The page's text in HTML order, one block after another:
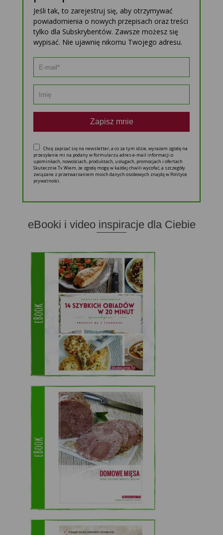
Jeśli tak, to zarejestruj się, aby otrzymywać
powiadomienia o nowych przepisach oraz treści
tylko dla Subskrybentów. Zawsze możesz się
wypisać. Nie ujawnię nikomu Twojego adresu.
Zapisz mnie
Chcę zapisać się na newsletter, a co za tym idzie, wyrażam zgodę na
przesyłanie mi na podany w formularzu adres e-mail informacji o
upominkach, nowościach, produktach, usługach, promocjach i ofertach
Skutecznie.Tv Wiem, że zgodę mogę w każdej chwili wycofać, a szczegóły
związane z przetwarzaniem moich danych osobowych znajdę w Polityce
prywatności.
eBooki i video inspiracje dla Ciebie